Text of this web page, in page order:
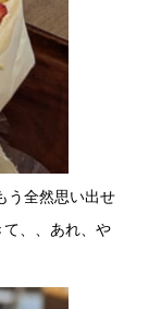
う全然思い出せ
、、あれ、や